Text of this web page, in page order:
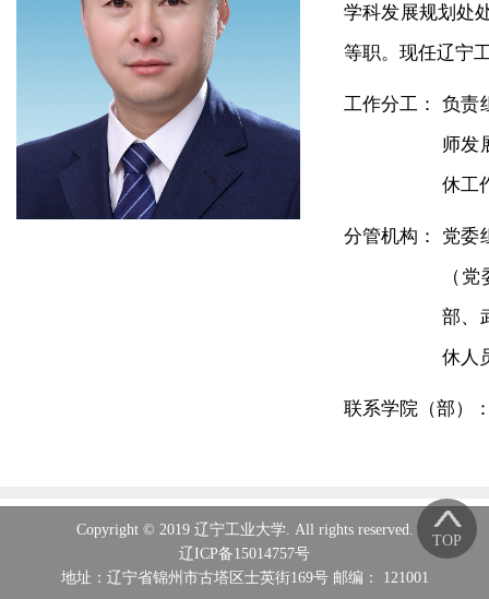
学科发展规划处
等职。现任辽宁
工作分工：
负责
师发
休工
分管机构：
党委
（
部、
休人
联系学院（部）
TOP
Copyright © 2019 辽宁工业大学. All rights reserved.
辽ICP备15014757号
地址：辽宁省锦州市古塔区士英街169号 邮编： 121001